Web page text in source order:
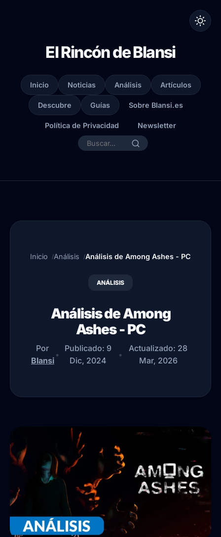
El Rincón de Blansi
Inicio Noticias Análisis Artículos
Descubre Guías Sobre Blansi.es
Política de Privacidad Newsletter
Inicio Análisis Análisis de Among Ashes - PC
ANÁLISIS
Análisis de Among
Ashes - PC
Por
Blansi
•
Publicado: 9
Dic, 2024
•
Actualizado: 28
Mar, 2026